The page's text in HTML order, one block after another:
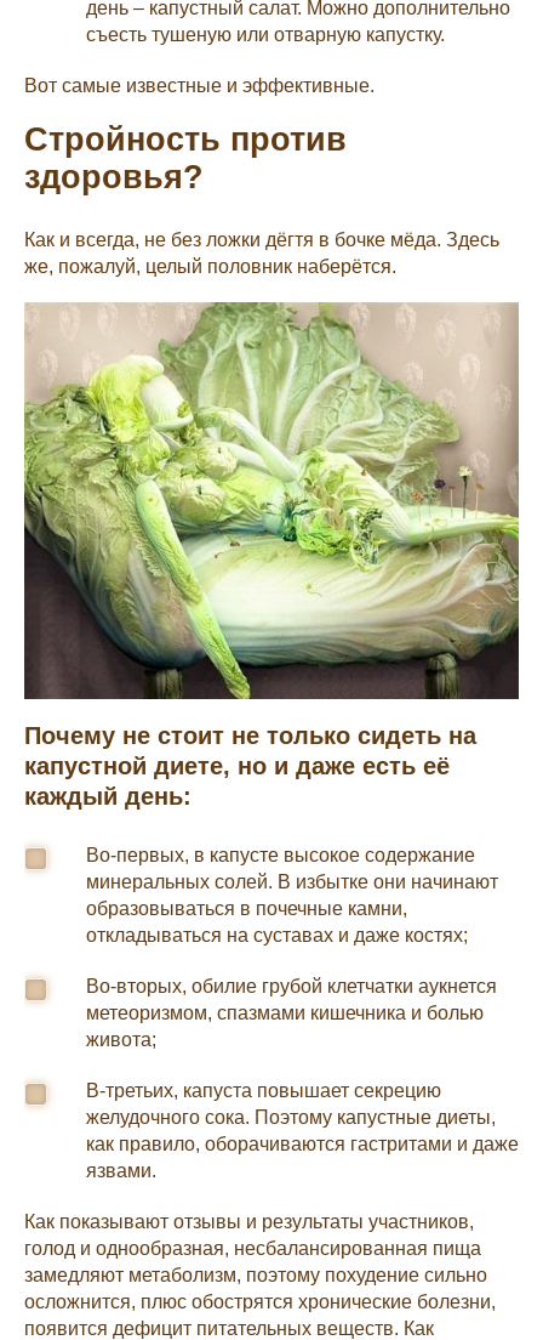
день – капустный салат. Можно дополнительно
съесть тушеную или отварную капустку.
Вот самые известные и эффективные.
Стройность против
здоровья?
Как и всегда, не без ложки дёгтя в бочке мёда. Здесь
же, пожалуй, целый половник наберётся.
Почему не стоит не только сидеть на
капустной диете, но и даже есть её
каждый день:
Во-первых, в капусте высокое содержание
минеральных солей. В избытке они начинают
образовываться в почечные камни,
откладываться на суставах и даже костях;
Во-вторых, обилие грубой клетчатки аукнется
метеоризмом, спазмами кишечника и болью
живота;
В-третьих, капуста повышает секрецию
желудочного сока. Поэтому капустные диеты,
как правило, оборачиваются гастритами и даже
язвами.
Как показывают отзывы и результаты участников,
голод и однообразная, несбалансированная пища
замедляют метаболизм, поэтому похудение сильно
осложнится, плюс обострятся хронические болезни,
появится дефицит питательных веществ. Как